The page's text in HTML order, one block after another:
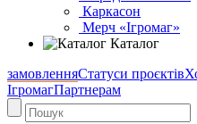
Каркасон
Мерч «Ігромаг»
Каталог
замовленняСтатуси проєктів
ІгромагПартнерам